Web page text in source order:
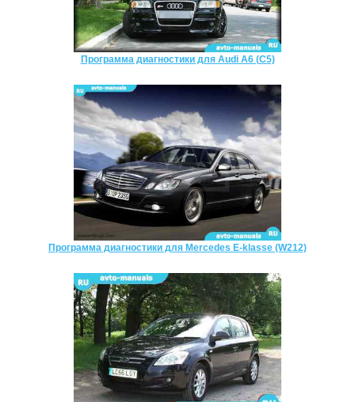
Программа диагностики для Audi A6 (C5)
Программа диагностики для Mercedes E-klasse (W212)